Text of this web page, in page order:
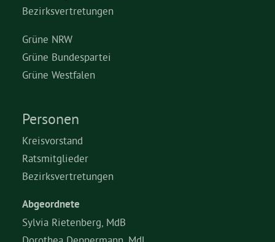
Bezirksvertretungen
Grüne NRW
Grüne Bundespartei
Grüne Westfalen
Personen
Kreisvorstand
Ratsmitglieder
Bezirksvertretungen
Abgeordnete
Sylvia Rietenberg, MdB